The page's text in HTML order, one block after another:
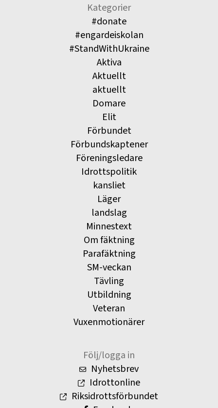
Kategorier
#donate
#engardeiskolan
#StandWithUkraine
Aktiva
Aktuellt
aktuellt
Domare
Elit
Förbundet
Förbundskaptener
Föreningsledare
Idrottspolitik
kansliet
Läger
landslag
Minnestext
Om fäktning
Parafäktning
SM-veckan
Tävling
Utbildning
Veteran
Vuxenmotionärer
Följ/logga in
Nyhetsbrev
Idrottonline
Riksidrottsförbundet